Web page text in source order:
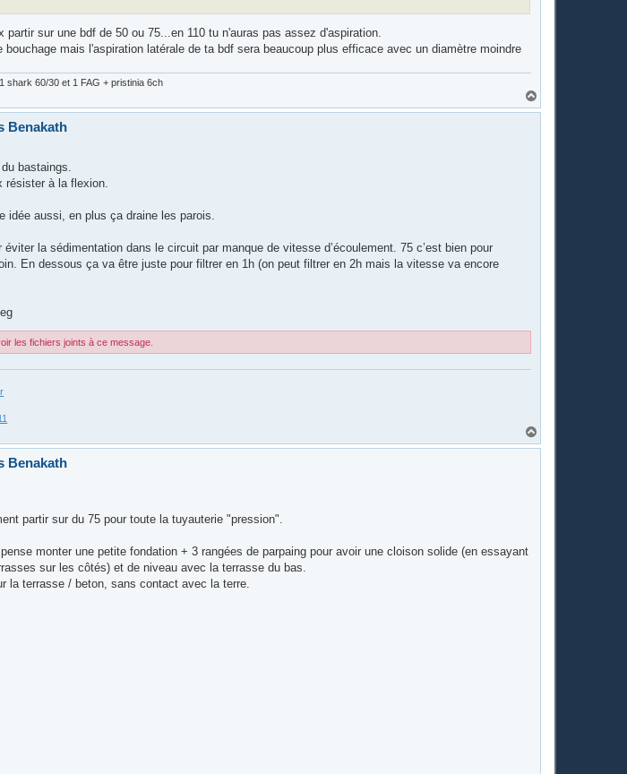
sur une bdf de 50 ou 75...en 110 tu n'auras pas assez d'aspiration.
bouchage mais l'aspiration latérale de ta bdf sera beaucoup plus efficace avec un diamètre moindre
shark 60/30 et 1 FAG + pristinia 6ch
a
Benakath
bastaings.
résister à la flexion.
idée aussi, en plus ça draine les parois.
la sédimentation dans le circuit par manque de vitesse d’écoulement. 75 c’est bien pour
En dessous ça va être juste pour filtrer en 1h (on peut filtrer en 2h mais la vitesse va encore
les fichiers joints à ce message.
a
Benakath
partir sur du 75 pour toute la tuyauterie "pression".
monter une petite fondation + 3 rangées de parpaing pour avoir une cloison solide (en essayant
sur les côtés) et de niveau avec la terrasse du bas.
la terrasse / beton, sans contact avec la terre.